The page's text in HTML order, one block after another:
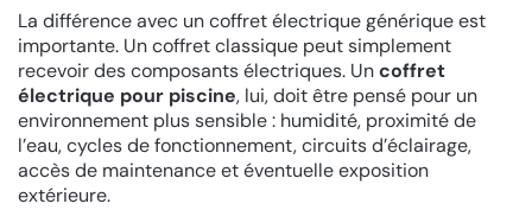
La différence avec un coffret électrique générique est
importante. Un coffret classique peut simplement
recevoir des composants électriques. Uncoffret
électrique pour piscine, lui, doit être pensé pour un
environnement plus sensible : humidité, proximité de
l’eau, cycles de fonctionnement, circuits d’éclairage,
accès de maintenance et éventuelle exposition
extérieure.